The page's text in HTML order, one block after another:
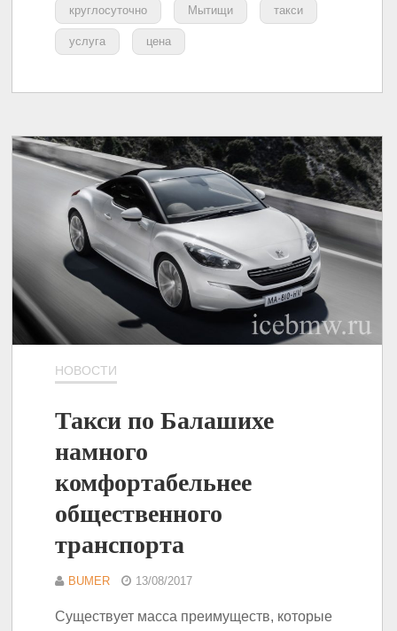
круглосуточно Мытищи такси
услуга цена
НОВОСТИ
Такси по Балашихе
намного
комфортабельнее
общественного
транспорта
BUMER 13/08/2017
Существует масса преимуществ, которые